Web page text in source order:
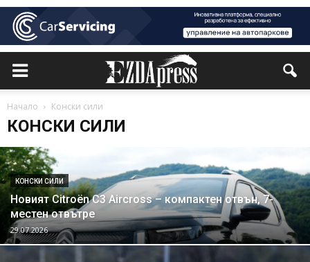
Начало Конски сили
КОНСКИ СИЛИ
КОНСКИ СИЛИ
Новият Citroën C3 Aircross – компактен отвън, 7-
местен отвътре
29.07.2026